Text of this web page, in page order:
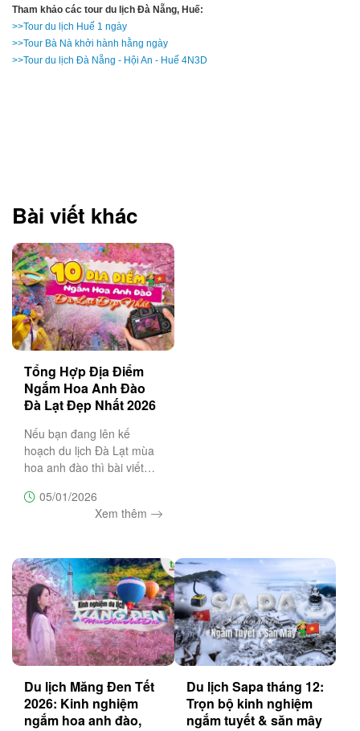
Tham khảo các tour du lịch Đà Nẵng, Huế:
>>Tour du lịch Huế 1 ngày
>>Tour Bà Nà khởi hành hằng ngày
>>Tour du lịch Đà Nẵng - Hội An - Huế 4N3D
Bài viết khác
Tổng Hợp Địa Điểm
Ngắm Hoa Anh Đào
Đà Lạt Đẹp Nhất 2026
Nếu bạn đang lên kế
hoạch du lịch Đà Lạt mùa
hoa anh đào thì bài viết
thể bỏ lỡ, bật mí top 20 địa
điểm săn hoa anh đào đẹp
05/01/2026
Xem thêm
Du lịch Măng Đen Tết
2026: Kinh nghiệm
ngắm hoa anh đào,
Du lịch Sapa tháng 12:
Trọn bộ kinh nghiệm
ngắm tuyết & săn mây